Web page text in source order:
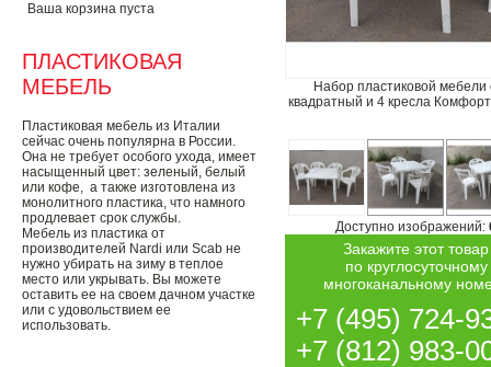
Ваша корзина пуста
ПЛАСТИКОВАЯ
МЕБЕЛЬ
Пластиковая мебель из Италии
сейчас очень популярна в России.
Она не требует особого ухода, имеет
насыщенный цвет: зеленый, белый
или кофе, а также изготовлена из
монолитного пластика, что намного
продлевает срок службы.
Мебель из пластика от
производителей Nardi или Scab не
нужно убирать на зиму в теплое
место или укрывать. Вы можете
оставить ее на своем дачном участке
или с удовольствием ее
использовать.
Набор пластиковой мебели
квадратный и 4 кресла
Доступно изображений:
Закажите этот товар
по круглосуточному
многоканальному
+7 (495) 724-
+7 (812) 983-